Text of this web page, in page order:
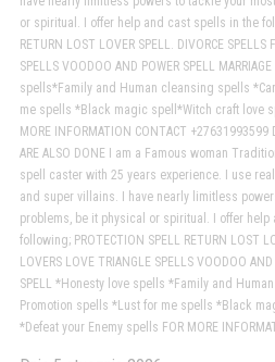
or spiritual. I offer help and cast spells in the
RETURN LOST LOVER SPELL. DIVORCE SPELLS
SPELLS VOODOO AND POWER SPELL
spells*Family and Human cleansing spells
me spells *Black magic spell*Witch craft love
MORE INFORMATION CONTACT +27631993599
ARE ALSO DONE I am a Famous woman
spell caster with 25 years experience. I use
and super villains. I have nearly limitless
problems, be it physical or spiritual. I offer
following; PROTECTION SPELL RETURN LOST
LOVERS LOVE TRIANGLE SPELLS VOODOO AND
SPELL *Honesty love spells *Family and
Promotion spells *Lust for me spells *Black
*Defeat your Enemy spells FOR MORE